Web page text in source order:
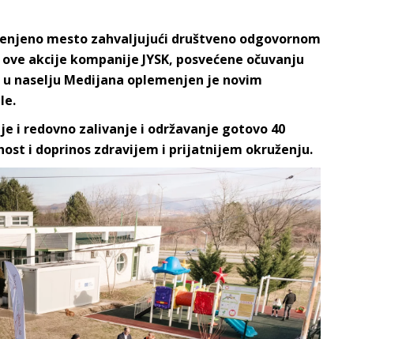
mesto zahvaljujući društveno odgovornom
akcije kompanije JYSK, posvećene očuvanju
naselju Medijana oplemenjen je novim
i redovno zalivanje i održavanje gotovo 40
i doprinos zdravijem i prijatnijem okruženju.